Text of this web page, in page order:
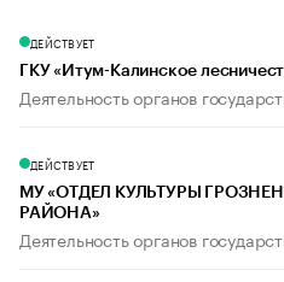
ДЕЙСТВУЕТ
ГКУ «Итум-Калинское
Деятельность органов
ДЕЙСТВУЕТ
МУ «ОТДЕЛ КУЛЬТУРЫ
РАЙОНА»
Деятельность органов